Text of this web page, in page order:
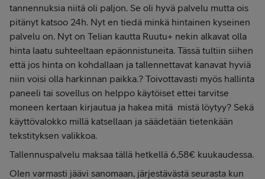
tannennuksia niitä oli paljon. Se oli hyvä palvelu mutta ois
pitänyt katsoo 24h. Nyt en tiedä minkä hintainen kyseinen
palvelu on. Nyt on Telian kautta Ruutu+ nekin alkavat olla
hinta laatu suhteeltaan epäonnistuneita. Tässä tultiin siihen
että jos hinta on kohdallaan ja tallennettavat kanavat hyviä
niin voisi olla harkinnan paikka.? Toivottavasti myös hallinta
paneeli tai sovellus on helppo käytöiset ettei tarvitse
moneen kertaan kirjautua ja hakea mitä mistä löytyy? Sekä
käyttövalokko millä katsellaan ja säädetään tietenkään
tekstityksen valikkoa.
Tallennuspalvelu maksaa tällä hetkellä 6,58€ kuukaudessa.
Olen varmasti jäävi sanomaan, järjestävästä seurasta kun